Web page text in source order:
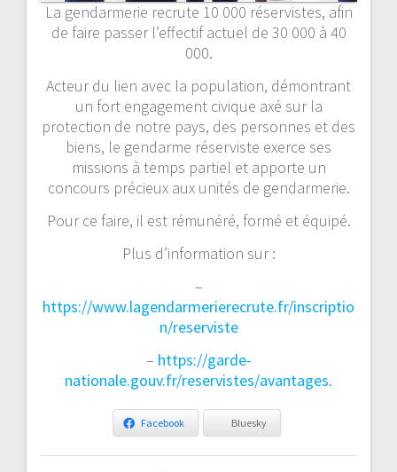
La gendarmerie recrute 10 000 réservistes, afin
de faire passer l’effectif actuel de 30 000 à 40
000.
Acteur du lien avec la population, démontrant
un fort engagement civique axé sur la
protection de notre pays, des personnes et des
biens, le gendarme réserviste exerce ses
missions à temps partiel et apporte un
concours précieux aux unités de gendarmerie.
Pour ce faire, il est rémunéré, formé et équipé.
Plus d’information sur :
–
https://www.lagendarmerierecrute.fr/inscriptio
n/reserviste
– https://garde-
nationale.gouv.fr/reservistes/avantages.
Facebook Bluesky